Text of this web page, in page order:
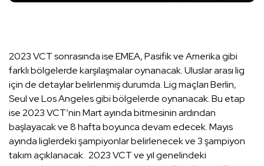
2023 VCT sonrasında ise EMEA, Pasifik ve Amerika gibi
farklı bölgelerde karşılaşmalar oynanacak. Uluslar arası lig
için de detaylar belirlenmiş durumda. Lig maçları Berlin,
Seul ve Los Angeles gibi bölgelerde oynanacak. Bu etap
ise 2023 VCT’nin Mart ayında bitmesinin ardından
başlayacak ve 8 hafta boyunca devam edecek. Mayıs
ayında liglerdeki şampiyonlar belirlenecek ve 3 şampiyon
takım açıklanacak. 2023 VCT ve yıl genelindeki